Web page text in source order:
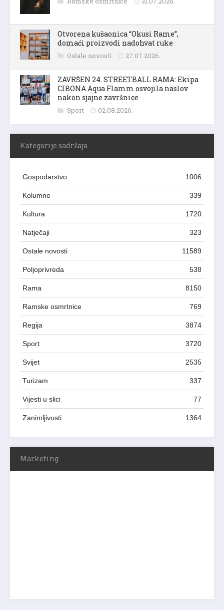
Otvorena kušaonica “Okusi Rame”,
domaći proizvodi nadohvat ruke
Ostale novosti 27.07.2026.
ZAVRŠEN 24. STREETBALL RAMA: Ekipa
CIBONA Aqua Flamm osvojila naslov
nakon sjajne završnice
Sport 02.08.2026.
Kategorije sadržaja
Gospodarstvo 1006
Kolumne 339
Kultura 1720
Natječaji 323
Ostale novosti 11589
Poljoprivreda 538
Rama 8150
Ramske osmrtnice 769
Regija 3874
Sport 3720
Svijet 2535
Turizam 337
Vijesti u slici 77
Zanimljivosti 1364
Marketing